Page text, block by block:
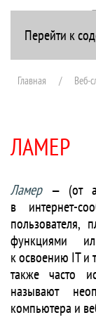
Перейти к
Главная Веб-
ЛАМЕР
Ламер— (от
в интернет-
функциями
к освоению IT и
также часто
называют
компьютера и